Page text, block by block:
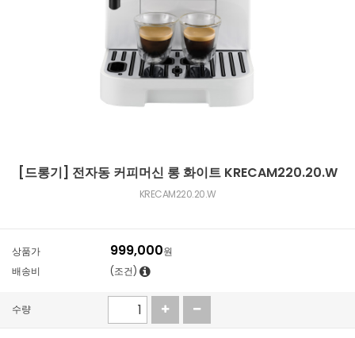
[드롱기] 전자동 커피머신 롱 화이트 KRECAM220.20.W
KRECAM220.20.W
상품가 999,000원
배송비
(조건)
수량